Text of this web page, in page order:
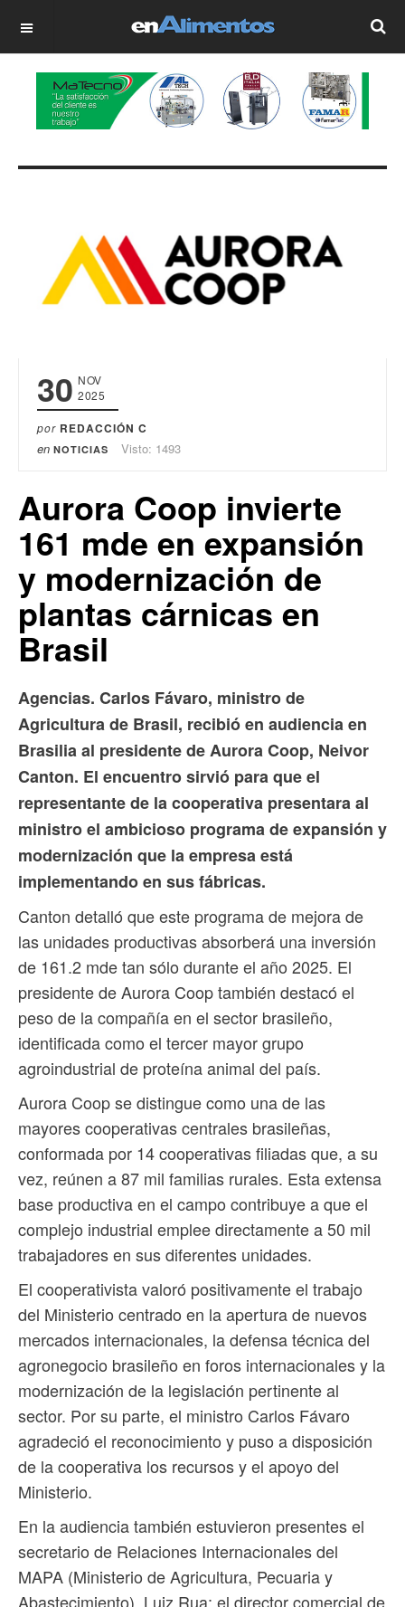
OFF CANVAS
30 NOV
2025
por REDACCIÓN C
en NOTICIAS Visto: 1493
Aurora Coop invierte
161 mde en expansión
y modernización de
plantas cárnicas en
Brasil
Agencias. Carlos Fávaro, ministro de
Agricultura de Brasil, recibió en audiencia en
Brasilia al presidente de Aurora Coop, Neivor
Canton. El encuentro sirvió para que el
representante de la cooperativa presentara al
ministro el ambicioso programa de expansión y
modernización que la empresa está
implementando en sus fábricas.
Canton detalló que este programa de mejora de
las unidades productivas absorberá una inversión
de 161.2 mde tan sólo durante el año 2025. El
presidente de Aurora Coop también destacó el
peso de la compañía en el sector brasileño,
identificada como el tercer mayor grupo
agroindustrial de proteína animal del país.
Aurora Coop se distingue como una de las
mayores cooperativas centrales brasileñas,
conformada por 14 cooperativas filiadas que, a su
vez, reúnen a 87 mil familias rurales. Esta extensa
base productiva en el campo contribuye a que el
complejo industrial emplee directamente a 50 mil
trabajadores en sus diferentes unidades.
El cooperativista valoró positivamente el trabajo
del Ministerio centrado en la apertura de nuevos
mercados internacionales, la defensa técnica del
agronegocio brasileño en foros internacionales y la
modernización de la legislación pertinente al
sector. Por su parte, el ministro Carlos Fávaro
agradeció el reconocimiento y puso a disposición
de la cooperativa los recursos y el apoyo del
Ministerio.
En la audiencia también estuvieron presentes el
secretario de Relaciones Internacionales del
MAPA (Ministerio de Agricultura, Pecuaria y
Abastecimiento), Luiz Rua; el director comercial de